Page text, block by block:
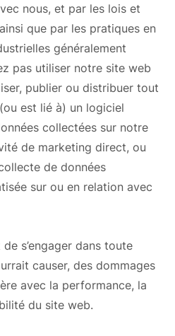
nous, et par les lois et
que par les pratiques en
généralement
pas utiliser notre site web
publier ou distribuer tout
est lié à) un logiciel
collectées sur notre
de marketing direct, ou
de données
sur ou en relation avec
s’engager dans toute
causer, des dommages
avec la performance, la
du site web.